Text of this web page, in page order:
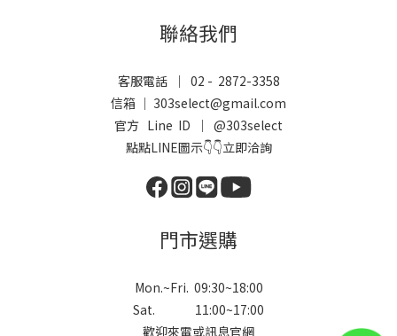
聯絡我們
客服電話 ｜ 02 - 2872-3358
信箱 ｜ 303select@gmail.com
官方 Line ID ｜ @303select
點點LINE圖示👇👇立即洽詢
門市選購
Mon.~Fri. 09:30~18:00
Sat. 11:00~17:00
歡迎來電或訊息官網